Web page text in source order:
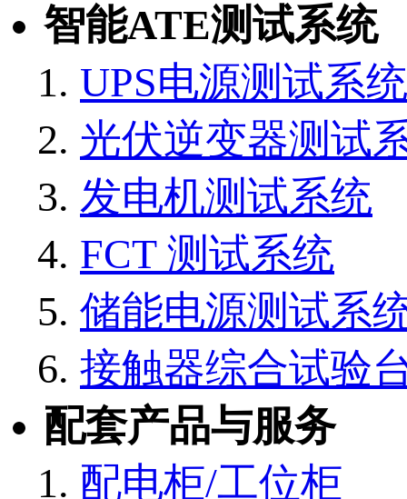
智能ATE测试系统
UPS电源测试系统
光伏逆变器测试
发电机测试系统
FCT 测试系统
储能电源测试系
接触器综合试验
配套产品与服务
配电柜/工位柜